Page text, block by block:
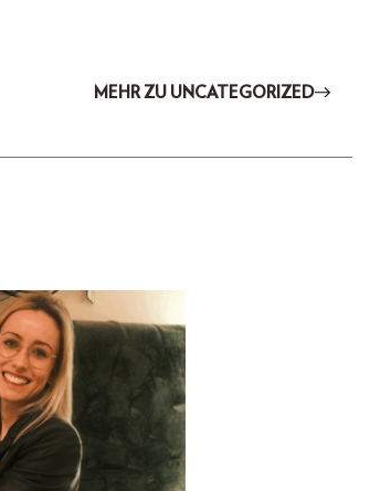
MEHR ZU UNCATEGORIZED